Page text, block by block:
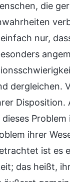
die
nur,
dergleichen.
Disposition.
Problem
ihrer
ist es
das heißt,